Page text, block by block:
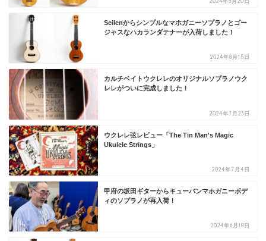
Seilenからシンプルなマホガニーソプラノとゴー
ジャスなハカランダテナーが入荷しました！
2024年8月15日
カルチベイトウクレレのオリジナルソプラノウク
レレがついに完成しました！
2024年7月23日
ウクレレ弦レビュー「The Tin Man's Magic
Ukulele Strings」
2024年7月4日
甲府の坂田ギターからキューバンマホガニーボデ
ィのソプラノが再入荷！
2024年6月18日